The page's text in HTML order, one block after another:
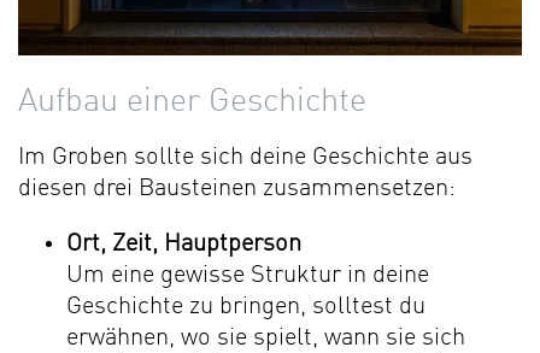
Aufbau einer Geschichte
Im Groben sollte sich deine Geschichte aus
diesen drei Bausteinen zusammensetzen:
Ort, Zeit, Hauptperson
Um eine gewisse Struktur in deine
Geschichte zu bringen, solltest du
erwähnen, wo sie spielt, wann sie sich